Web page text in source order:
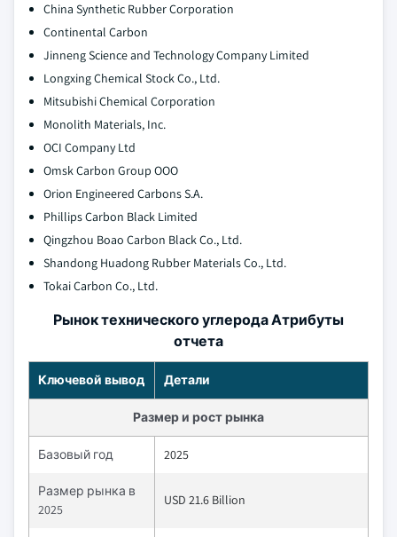
China Synthetic Rubber Corporation
Continental Carbon
Jinneng Science and Technology Company Limited
Longxing Chemical Stock Co., Ltd.
Mitsubishi Chemical Corporation
Monolith Materials, Inc.
OCI Company Ltd
Omsk Carbon Group OOO
Orion Engineered Carbons S.A.
Phillips Carbon Black Limited
Qingzhou Boao Carbon Black Co., Ltd.
Shandong Huadong Rubber Materials Co., Ltd.
Tokai Carbon Co., Ltd.
Рынок технического углерода Атрибуты
отчета
Ключевой вывод Детали
Размер и рост рынка
Базовый год 2025
Размер рынка в
2025
USD 21.6 Billion